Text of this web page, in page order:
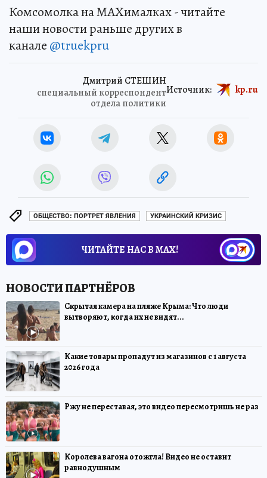
Комсомолка на MAXималках - читайте
наши новости раньше других в
канале @truekpru
Дмитрий СТЕШИН
специальный корреспондент
отдела политики
Источник: kp.ru
ОБЩЕСТВО: ПОРТРЕТ ЯВЛЕНИЯ УКРАИНСКИЙ КРИЗИС
ЧИТАЙТЕ НАС В МАХ!
Скрытая камера на пляже Крыма: Что люди
вытворяют, когда их не видят...
Какие товары пропадут из магазинов с 1 августа
2026 года
Ржу не переставая, это видео пересмотришь не раз
Королева вагона отожгла! Видео не оставит
равнодушным